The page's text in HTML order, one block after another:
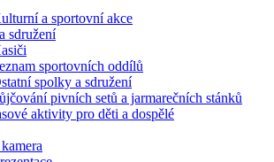
a sportovní akce
sdružení
sportovních oddílů
spolky a sdružení
pivních setů a jarmarečních stánků
aktivity pro děti a dospělé